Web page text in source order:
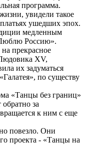
программа.
увидели такое
ушедших эпох.
медленным
Россию».
прекрасное
XV,
их задуматься
по существу
«Танцы без границ»
за
к ним с еще
повезло. Они
проекта - «Танцы на